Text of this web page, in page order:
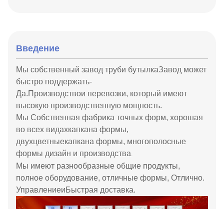
Введение
Мы собственный завод труби бутылкаЗавод может
быстро поддержать-
Да.Производствои перевозки, который имеют
высокую производственную мощность.
Мы Собственная фабрика точных форм, хорошая
во всех видахкапкана формы,
двухцветныекапкана формы, многополосные
формы дизайн и производства.
Мы имеют разнообразные общие продукты,
полное оборудование, отличные формы, Отлично.
УправлениеиБыстрая доставка.